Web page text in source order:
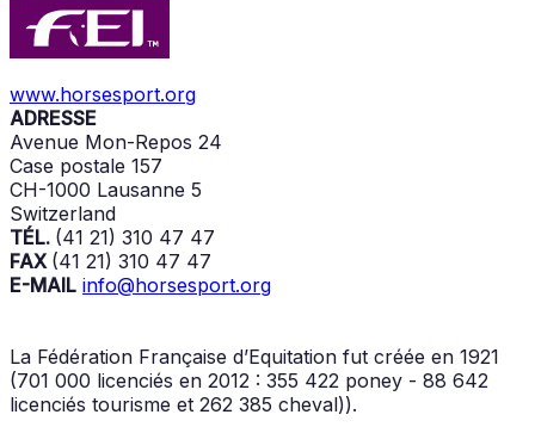
www.horsesport.org
ADRESSE
Avenue Mon-Repos 24
Case postale 157
CH-1000 Lausanne 5
Switzerland
TÉL. (41 21) 310 47 47
FAX (41 21) 310 47 47
E-MAIL info@horsesport.org
La Fédération Française d’Equitation fut créée en 1921
(701 000 licenciés en 2012 : 355 422 poney - 88 642
licenciés tourisme et 262 385 cheval)).